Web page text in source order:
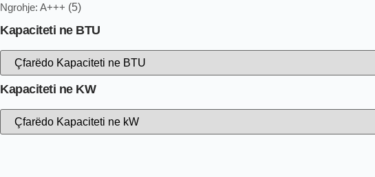
Ngrohje: A+++ (5)
Kapaciteti ne BTU
Kapaciteti ne KW